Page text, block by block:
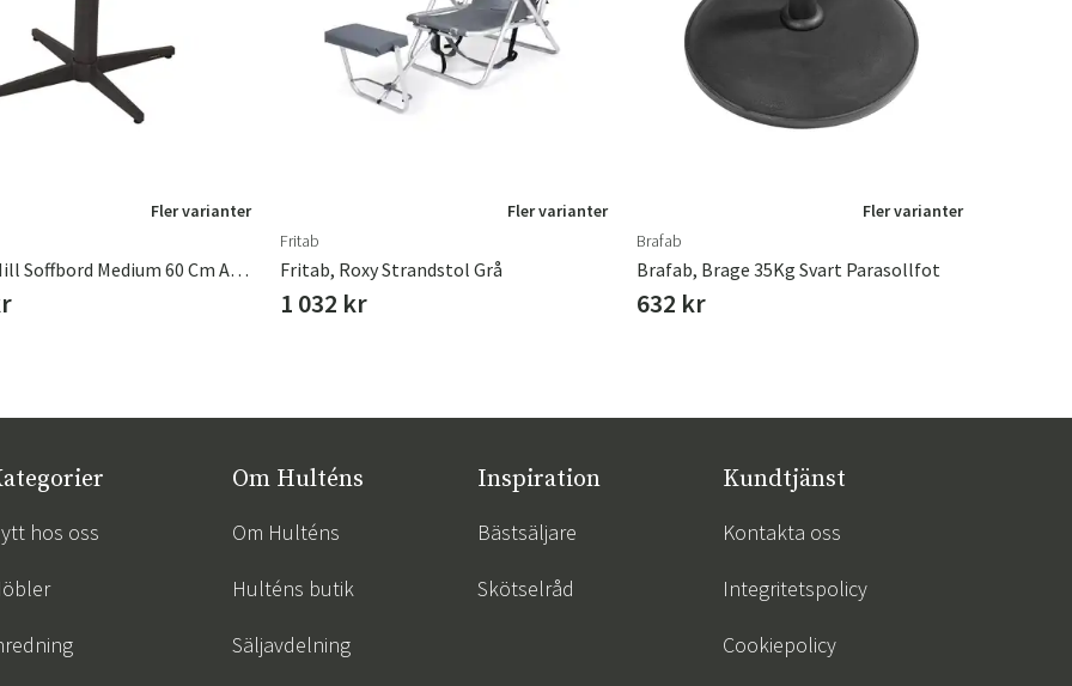
Fler varianter
Brafab, Mill Soffbord Medium 60 Cm Anthracite
Fler varianter
Fritab
Fritab, Roxy Strandstol Grå
1 032 kr
Fler varianter
Brafab
Brafab, Brage 35Kg Svart Parasollfot
632 kr
hos oss
Om Hulténs
Om Hulténs
Hulténs butik
Säljavdelning
Inspiration
Bästsäljare
Skötselråd
Kundtjänst
Kontakta oss
Integritetspolicy
Cookiepolicy